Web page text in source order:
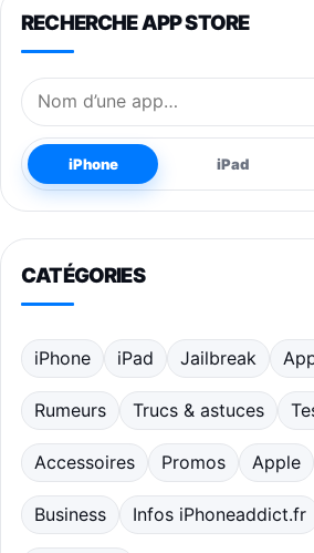
RECHERCHE APP STORE
Nom de l’application
iPhone iPad
CATÉGORIES
iPhone iPad Jailbreak
Rumeurs Trucs & astuces
Accessoires Promos Apple
Business Infos iPhoneaddict.fr